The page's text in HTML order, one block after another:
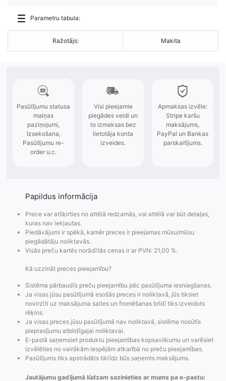
Parametru tabula:
Ražotājs: Makita
Pasūtījumu statusa
maiņas
paziņojumi,
Izsekošana,
Pasūtījumu re-
Visi pieejamie
piegādes veidi un
to izmaksas bez
lietotāja konta
izveides.
Papildus informācija
Prece var atšķirties no attēlā redzamās, vai attēlā var būt detaļas,
kuras nav iekļautas.
Piedāvājumi ir spēkā, kamēr preces ir pieejamas mūsu/mūsu
piegādātāju noliktavās.
Visās preču kartēs norādītās cenas ir ar PVN: 21,00 %.
Kā uzzināt preces pieejamību?
Sistēma pārbaudīs preču pieejamību pēc pasūtījuma iesniegšanas.
Ja visas jūsu pasūtījumā esošās preces ir noliktavā, jūs tiksiet
novirzīti uz maksājuma saites un fromēšanas brīdī tiks izveidots
rēķins.
Ja visas preces jūsu pasūtījumā nav noliktavā, sistēma nosūtīs
pieprasījumu atbildīgajai noliktavai.
E-pastā saņemsiet produktu pieejamības kopsavilkumu un varēsiet
izvēlēties no vairākām iespējām atkarībā no preču pieejamības.
Pasūtījums tiks apstrādāts tiklīdz būs saņemts maksājums.
Jautājumu gadījumā lūdzam sazinieties ar mums pa e-pastu: